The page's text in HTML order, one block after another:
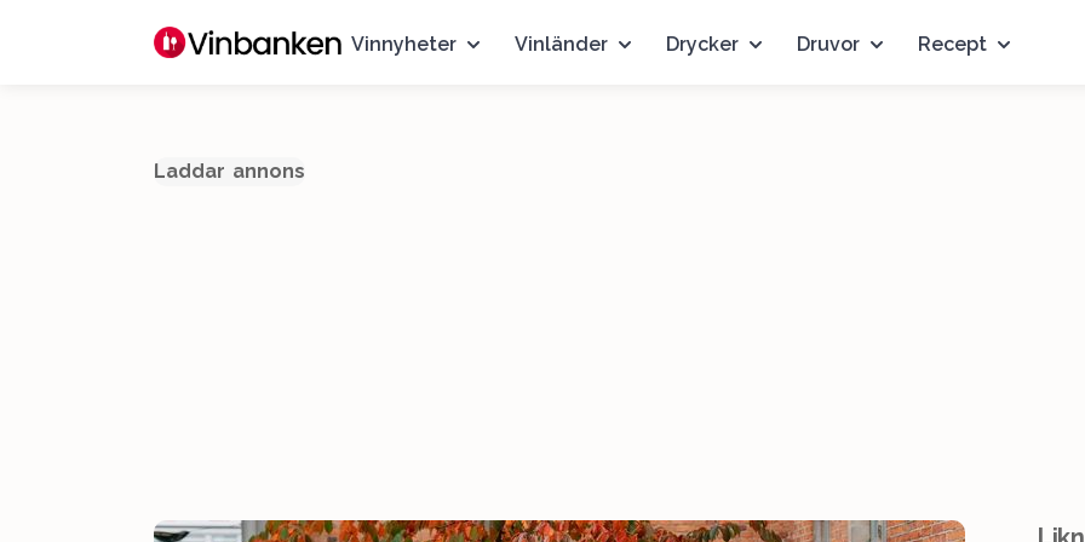
Vinnyheter Vinländer Drycker Druvor Recept
Laddar annons